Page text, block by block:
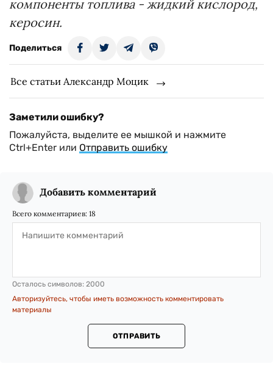
компоненты топлива - жидкий кислород,
керосин.
Поделиться
Все статьи Александр Моцик
Заметили ошибку?
Пожалуйста, выделите ее мышкой и нажмите
Ctrl+Enter или Отправить ошибку
Добавить комментарий
Всего комментариев: 18
Осталось символов: 2000
Авторизуйтесь, чтобы иметь возможность комментировать
материалы
ОТПРАВИТЬ